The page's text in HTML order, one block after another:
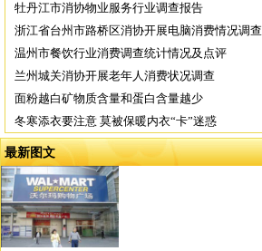
牡丹江市消协物业服务行业调查报告
浙江省台州市路桥区消协开展电脑消费情况调查
温州市餐饮行业消费调查统计情况及点评
兰州城关消协开展老年人消费状况调查
面粉越白矿物质含量和蛋白含量越少
冬寒添衣要注意 莫被保暖内衣“卡”迷惑
最新图文